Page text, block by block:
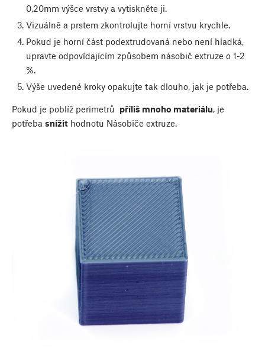
0,20mm výšce vrstvy a vytiskněte ji.
Vizuálně a prstem zkontrolujte horní vrstvu krychle.
Pokud je horní část podextrudovaná nebo není hladká,
upravte odpovídajícím způsobem násobič extruze o 1-2
%.
Výše uvedené kroky opakujte tak dlouho, jak je potřeba.
Pokud je poblíž perimetrů příliš mnoho materiálu, je
potřeba snížit hodnotu Násobiče extruze.